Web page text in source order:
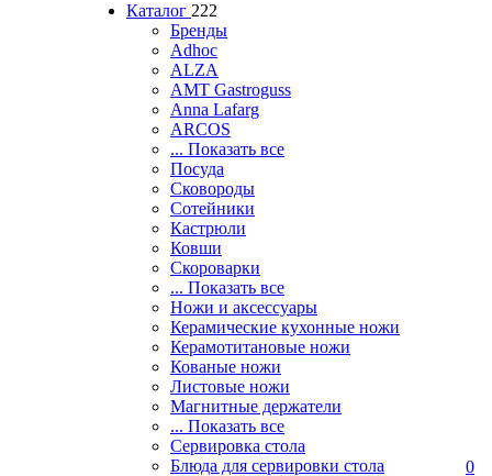
Каталог 222
Бренды
Adhoc
ALZA
AMT Gastroguss
Anna Lafarg
ARCOS
... Показать все
Посуда
Сковороды
Сотейники
Кастрюли
Ковши
Скороварки
... Показать все
Ножи и аксессуары
Керамические кухонные ножи
Керамотитановые ножи
Кованые ножи
Листовые ножи
Магнитные держатели
... Показать все
Сервировка стола
Блюда для сервировки стола
0